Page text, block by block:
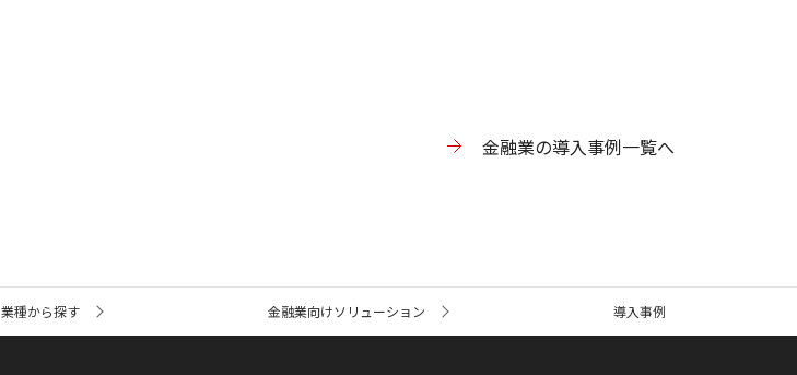
金融業の導入事例一覧へ
業種から探す 金融業向けソリューション 導入事例